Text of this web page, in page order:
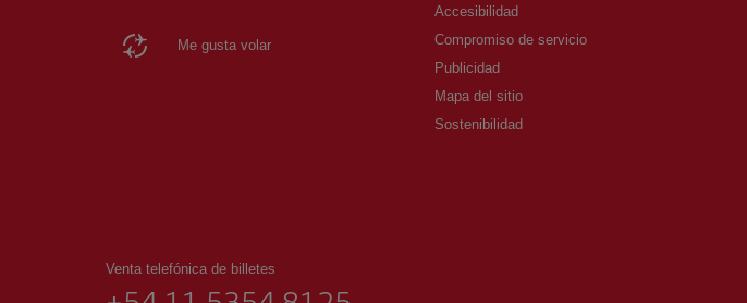
Me gusta volar
Accesibilidad
Compromiso de servicio
Publicidad
Mapa del sitio
Sostenibilidad
Venta telefónica de billetes